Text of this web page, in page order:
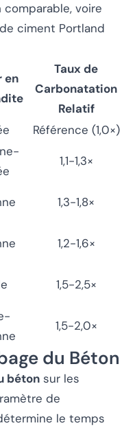
voire
ciment Portland
en
Taux de
Carbonatation
Relatif
Référence (1,0×)
1,1-1,3×
1,3-1,8×
1,2-1,6×
1,5-2,5×
1,5-2,0×
du Béton
béton sur les
de
le temps